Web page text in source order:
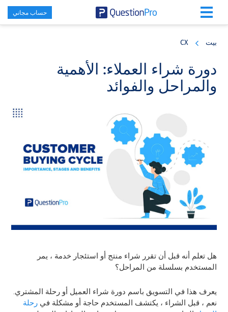
حساب مجاني
بيت CX
دورة شراء العملاء: الأهمية
والمراحل والفوائد
هل تعلم أنه قبل أن تقرر شراء منتج أو استئجار خدمة ، يمر
المستخدم بسلسلة من المراحل؟
يعرف هذا في التسويق باسم دورة شراء العميل أو رحلة المشتري.
نعم ، قبل الشراء ، يكتشف المستخدم حاجة أو مشكلة فيرحلة